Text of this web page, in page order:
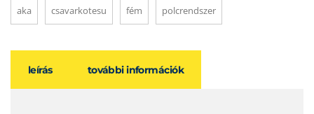
aka csavarkotesu fém polcrendszer
leírás további információk